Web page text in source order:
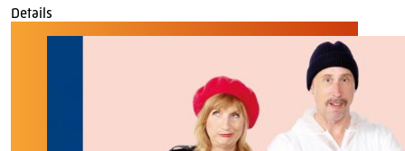
Details